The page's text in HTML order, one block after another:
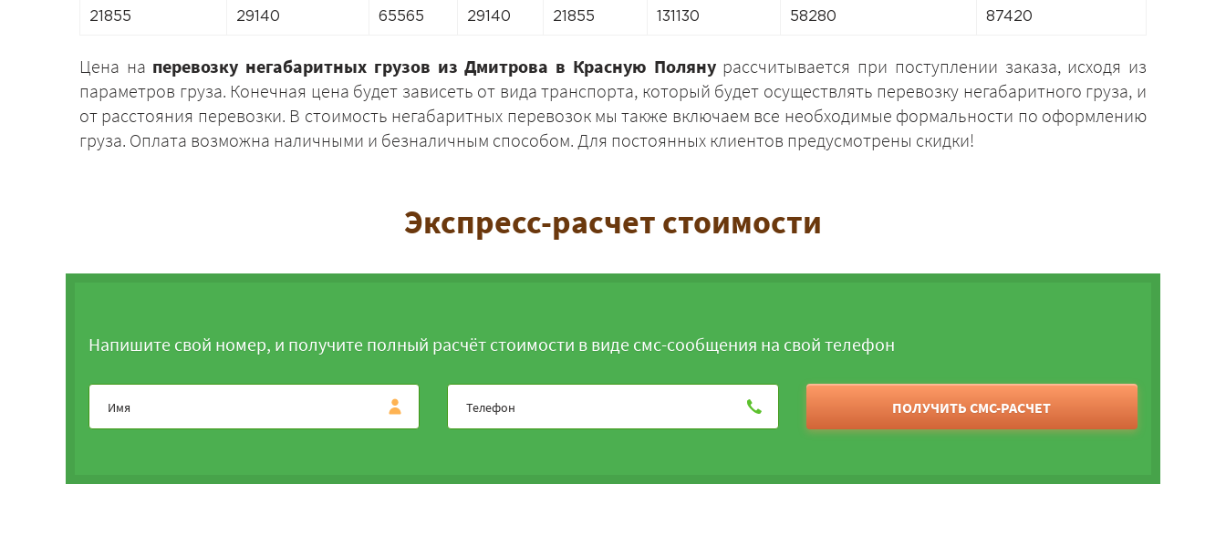
21855 29140 65565 29140 21855 131130 58280 87420
Цена на перевозку негабаритных грузов из Дмитрова в Красную Полянурассчитывается при поступлении заказа, исходя из
параметров груза. Конечная цена будет зависеть от вида транспорта, который будет осуществлять перевозку негабаритного груза, и
от расстояния перевозки. В стоимость негабаритных перевозок мы также включаем все необходимые формальности по оформлению
груза. Оплата возможна наличными и безналичным способом. Для постоянных клиентов предусмотрены скидки!
Экспресс-расчет стоимости
Напишите свой номер, и получите полный расчёт стоимости в виде смс-сообщения на свой телефон
ПОЛУЧИТЬ СМС-РАСЧЕТ
ЗАКАЗАТЬ